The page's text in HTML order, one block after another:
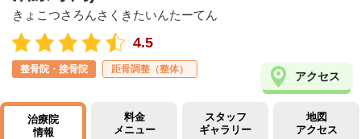
きょこつさろんさくきたいんたーてん
4.5
整骨院・接骨院 距骨調整（整体）
アクセス
治療院
情報
料金
メニュー
スタッフ
ギャラリー
地図
アクセス